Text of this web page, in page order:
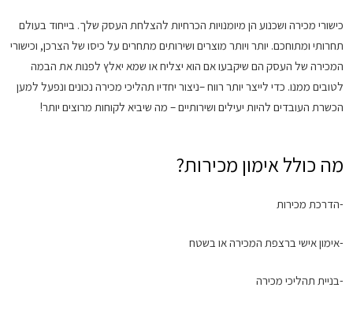
כישורי מכירה ושכנוע הן מיומנויות הכרחיות להצלחת העסק שלך. בייחוד בעולם
תחרותי ומתוחכם. יותר ויותר מוצרים ושירותים מתחרים על כיסו של הצרכן, וכישורי
המכירה של העסק הם שיקבעו אם הוא יצליח או שמא יאלץ לפנות את הבמה
לטובים ממנו. כדי לייצר יותר רווח –ניצור יחדיו תהליכי מכירה נכונים ונפעל למען
הכשרת העובדים להיות יעילים ושירותיים – מה שיביא לקוחות מרוצים יותר!
מה כולל אימון מכירות?
-הדרכת מכירות
-אימון אישי ברצפת המכירה או בשטח
-בניית תהליכי מכירה